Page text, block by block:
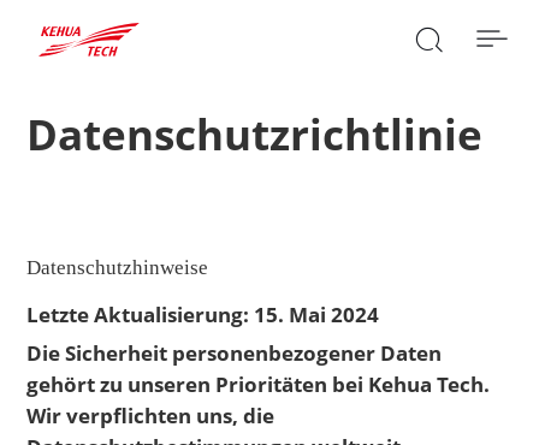

Datenschutzrichtlinie
Datenschutzhinweise
Letzte Aktualisierung: 15. Mai 2024
Die Sicherheit personenbezogener Daten
gehört zu unseren Prioritäten bei Kehua Tech.
Wir verpflichten uns, die